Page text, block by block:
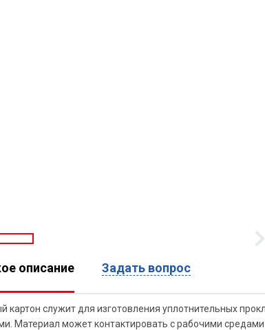
описание Задать вопрос
картон служит для изготовления уплотнительных
Материал может контактировать с рабочими средами: